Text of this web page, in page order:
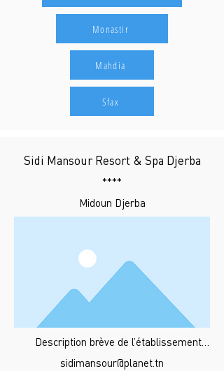
Monastir
Mahdia
Sfax
Sidi Mansour Resort & Spa Djerba
****
Midoun Djerba
Description brève de l’établissement…
sidimansour@planet.tn